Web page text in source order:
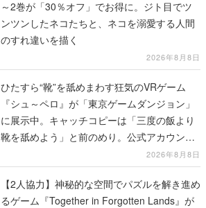
～2巻が「30％オフ」でお得に。ジト目でツ
ンツンしたネコたちと、ネコを溺愛する人間
のすれ違いを描く
2026年8月8日
ひたすら“靴”を舐めまわす狂気のVRゲーム
『シュ～ペロ』が「東京ゲームダンジョン」
に展示中。キャッチコピーは「三度の飯より
靴を舐めよう」と前のめり。公式アカウント
も開設され、2026年リリースに向けて開発中
2026年8月8日
【2人協力】神秘的な空間でパズルを解き進め
るゲーム『Together in Forgotten Lands』が